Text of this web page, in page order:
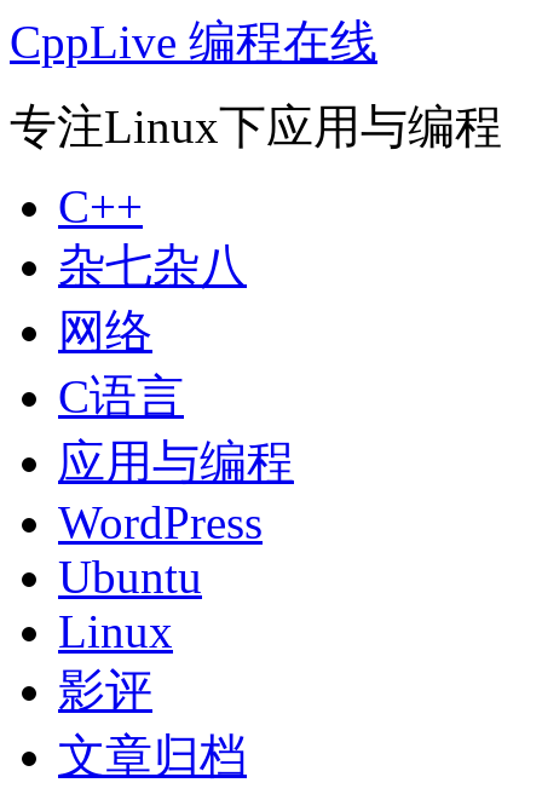
CppLive 编程在线
专注Linux下应用与编程
C++
杂七杂八
网络
C语言
应用与编程
WordPress
Ubuntu
Linux
影评
文章归档